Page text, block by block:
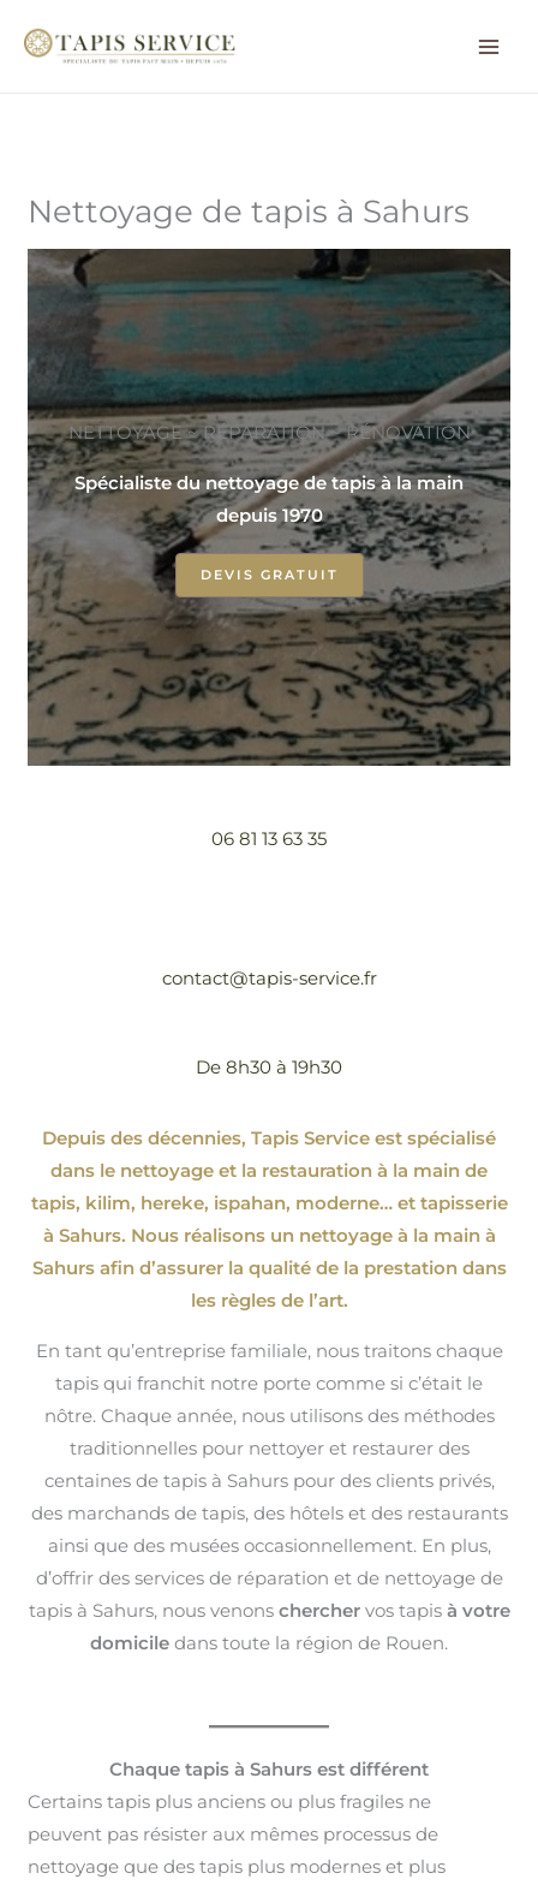
Nettoyage de tapis à Sahurs
NETTOYAGE ~ RÉPARATION ~ RÉNOVATION
Spécialiste du nettoyage de tapis à la main
depuis 1970
DEVIS GRATUIT
06 81 13 63 35
contact@tapis-service.fr
De 8h30 à 19h30
Depuis des décennies, Tapis Service est spécialisé
dans le nettoyage et la restauration à la main de
tapis, kilim, hereke, ispahan, moderne…et tapisserie
à Sahurs. Nous réalisons un nettoyage à la main à
Sahurs afin d’assurer la qualité de la prestation dans
les règles de l’art.
En tant qu’entreprise familiale, nous traitons chaque
tapis qui franchit notre porte comme si c’était le
nôtre. Chaque année, nous utilisons des méthodes
traditionnelles pour nettoyer et restaurer des
centaines de tapis à Sahurs pour des clients privés,
des marchands de tapis, des hôtels et des restaurants
ainsi que des musées occasionnellement. En plus,
d’offrir des services de réparation et de nettoyage de
tapis à Sahurs, nous venons chercher vos tapis à votre
domicile dans toute la région de Rouen.
Chaque tapis à Sahurs est différent
Certains tapis plus anciens ou plus fragiles ne
peuvent pas résister aux mêmes processus de
nettoyage que des tapis plus modernes et plus